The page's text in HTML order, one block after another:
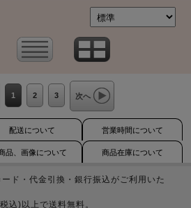
1 2 3 次へ
配送について 営業時間について
品、画像について 商品在庫について
ド・代金引換・銀行振込がご利用いた
込)以上で送料無料。